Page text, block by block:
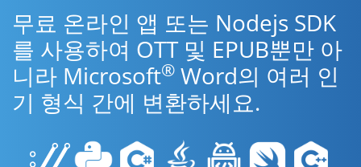
무료 온라인 앱 또는 Nodejs SDK
를 사용하여 OTT 및 EPUB뿐만 아
니라 Microsoft® Word의 여러 인
기 형식 간에 변환하세요.